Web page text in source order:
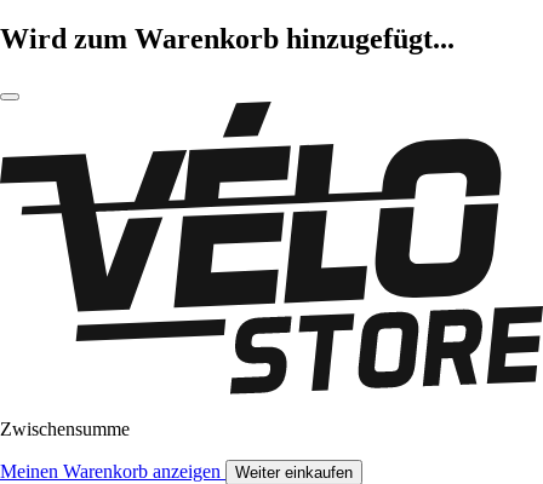
Wird zum Warenkorb hinzugefügt...
Zwischensumme
Meinen Warenkorb anzeigen Weiter einkaufen